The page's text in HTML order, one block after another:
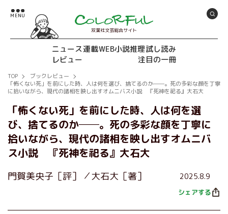
双葉社文芸総合サイト
ニュース連載WEB小説推理試し読み
レビュー
注目の一冊
TOP
ブックレビュー
「怖くない死」を前にした時、人は何を選び、捨てるのか──。死の多彩な顔を丁寧
に拾いながら、現代の諸相を映し出すオムニバス小説 『死神を祀る』大石大
「怖くない死」を前にした時、人は何を選
び、捨てるのか──。死の多彩な顔を丁寧に
拾いながら、現代の諸相を映し出すオムニバ
ス小説 『死神を祀る』大石大
門賀美央子［評］ 大石大［著］ 2025.8.9
シェアする